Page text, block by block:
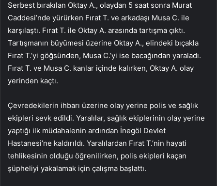
Serbest bırakılan Oktay A., olaydan 5 saat sonra Murat
Caddesi’nde yürürken Fırat T. ve arkadaşı Musa C. ile
karşılaştı. Fırat T. ile Oktay A. arasında tartışma çıktı.
Tartışmanın büyümesi üzerine Oktay A., elindeki bıçakla
Fırat T.’yi göğsünden, Musa C.’yi ise bacağından yaraladı.
Fırat T. ve Musa C. kanlar içinde kalırken, Oktay A. olay
yerinden kaçtı.
Çevredekilerin ihbarı üzerine olay yerine polis ve sağlık
ekipleri sevk edildi. Yaralılar, sağlık ekiplerinin olay yerine
yaptığı ilk müdahalenin ardından İnegöl Devlet
Hastanesi’ne kaldırıldı. Yaralılardan Fırat T.’nin hayati
tehlikesinin olduğu öğrenilirken, polis ekipleri kaçan
şüpheliyi yakalamak için çalışma başlattı.